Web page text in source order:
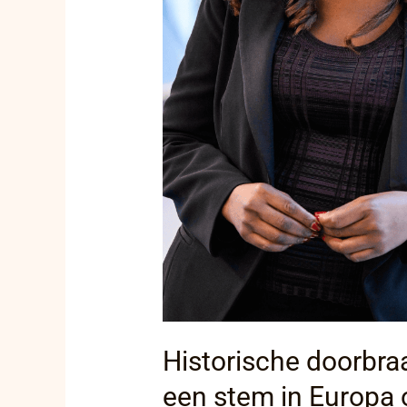
Historische
een stem in
Assita
Kanko